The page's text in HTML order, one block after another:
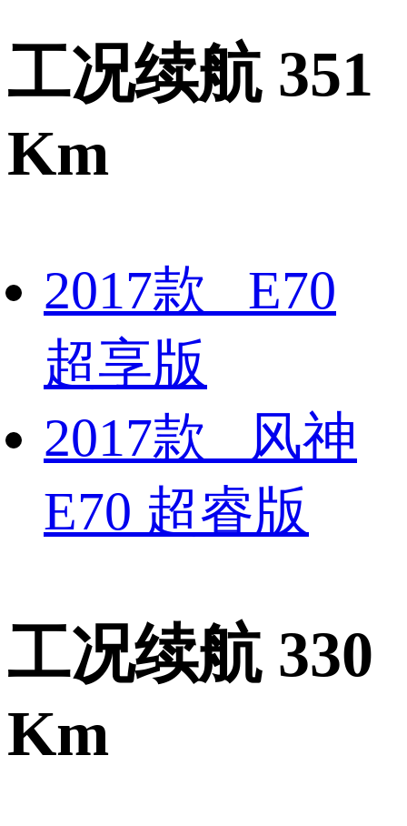
工况续航 351
Km
2017款 E70
超享版
2017款 风神
E70 超睿版
工况续航 330
Km